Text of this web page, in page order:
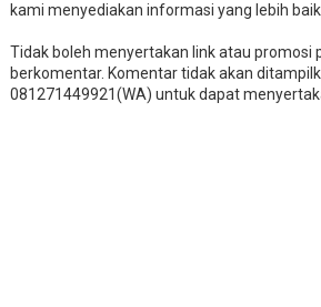
kami menyediakan informasi yang lebih baik
Tidak boleh menyertakan link atau promosi
berkomentar. Komentar tidak akan
081271449921(WA) untuk dapat